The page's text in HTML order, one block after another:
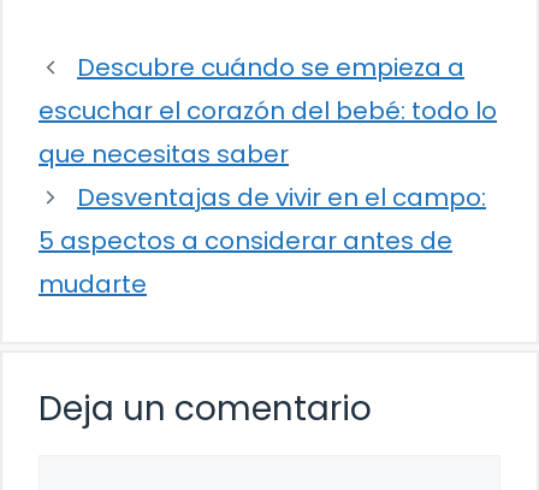
Descubre cuándo se empieza a
escuchar el corazón del bebé: todo lo
que necesitas saber
Desventajas de vivir en el campo:
5 aspectos a considerar antes de
mudarte
Deja un comentario